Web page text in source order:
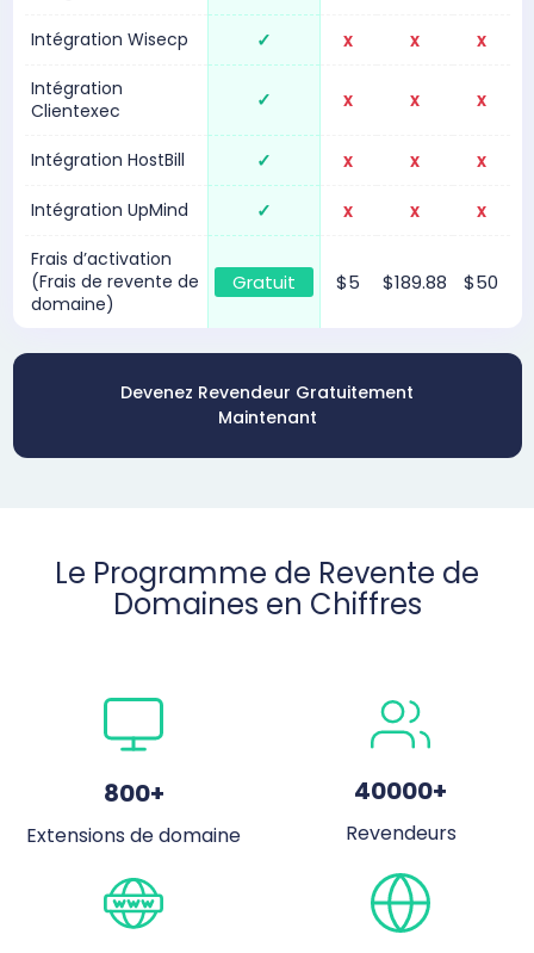
Intégration Wisecp ✓ x x x
Intégration
Clientexec
✓ x x x
Intégration HostBill ✓ x x x
Intégration UpMind ✓ x x x
Frais d’activation
(Frais de revente de
domaine)
Gratuit $5 $189.88 $50
Devenez Revendeur Gratuitement
Maintenant
Le Programme de Revente de
Domaines en Chiffres
800+
Extensions de domaine
40000+
Revendeurs